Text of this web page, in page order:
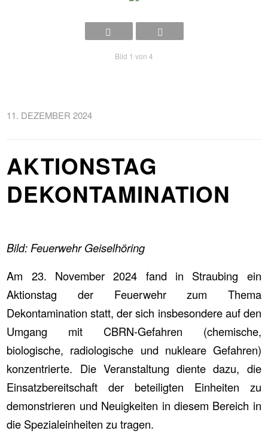
Bild 1 von 4
11. DEZEMBER 2024
AKTIONSTAG
DEKONTAMINATION
Bild: Feuerwehr Geiselhöring
Am 23. November 2024 fand in Straubing ein
Aktionstag der Feuerwehr zum Thema
Dekontamination statt, der sich insbesondere auf den
Umgang mit CBRN-Gefahren (chemische,
biologische, radiologische und nukleare Gefahren)
konzentrierte. Die Veranstaltung diente dazu, die
Einsatzbereitschaft der beteiligten Einheiten zu
demonstrieren und Neuigkeiten in diesem Bereich in
die Spezialeinheiten zu tragen.